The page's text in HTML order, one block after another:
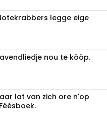
legge eige
nou te kòòp.
lat van zich ore n'op